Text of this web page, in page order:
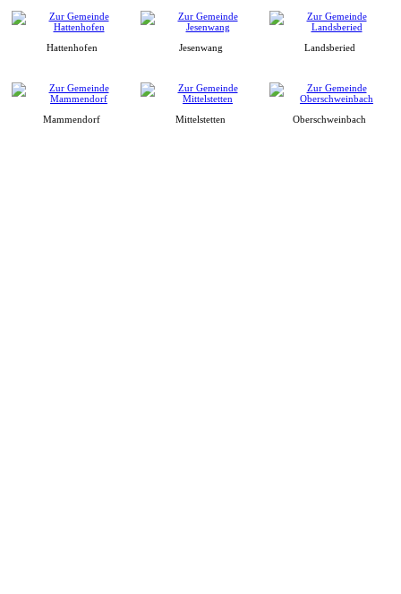
Hattenhofen Jesenwang Landsberied
Mammendorf Mittelstetten Oberschweinbach